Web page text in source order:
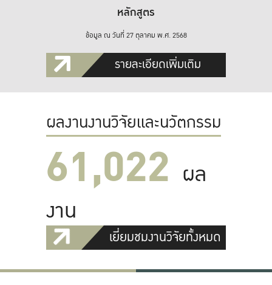
หลักสูตร
ข้อมูล ณ วันที่ 27 ตุลาคม พ.ศ. 2568
รายละเอียดเพิ่มเติม
ผลงานงานวิจัยและนวัตกรรม
61,022 ผล
งาน
เยี่ยมชมงานวิจัยทั้งหมด